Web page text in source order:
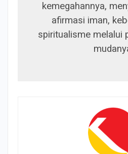
kemegahannya,
afirmasi iman,
spiritualisme melalui